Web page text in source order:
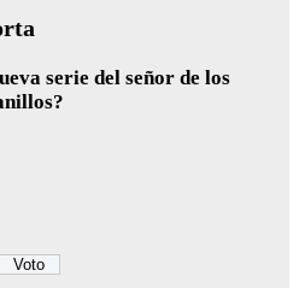
serie del señor de los